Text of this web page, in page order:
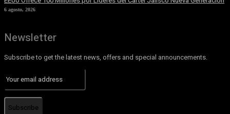
6 agosto, 2026
Newsletter
Subscribe to get the latest news, offers and special announcements.
Subscribe